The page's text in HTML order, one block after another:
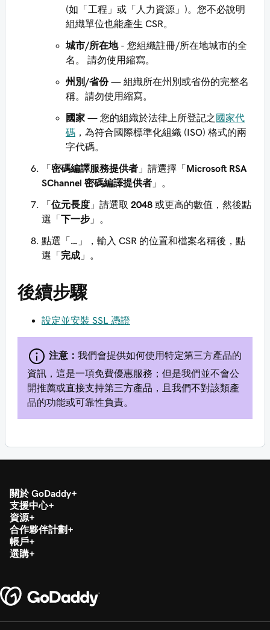
(如「工程」或「人力資源」)。您不必說明
組織單位也能產生 CSR。
城市/所在地- 您組織註冊/所在地城市的全
名。 請勿使用縮寫。
州別/省份— 組織所在州別或省份的完整名
稱。請勿使用縮寫。
國家 — 您的組織於法律上所登記之 國家代
碼 ，為符合國際標準化組織 (ISO) 格式的兩
字代碼。
「 密碼編譯服務提供者 」請選擇「 Microsoft RSA
SChannel 密碼編譯提供者 」。
「 位元長度 」請選取 2048 或更高的數值，然後點
選「 下一步 」。
點選「 …
」，輸入 CSR 的位置和檔案名稱後，點
選「 完成 」。
後續步驟
設定並安裝 SSL 憑證
注意： 我們會提供如何使用特定第三方產品的
資訊，這是一項免費優惠服務；但是我們並不會公
開推薦或直接支持第三方產品，且我們不對該類產
品的功能或可靠性負責。
關於 GoDaddy
支援中心
資源
合作夥伴計劃
帳戶
選購